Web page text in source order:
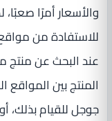
والأسعار أمرًا
للاستفادة من
عند البحث عن منتج
المنتج بين
جوجل للقيام بذلك،